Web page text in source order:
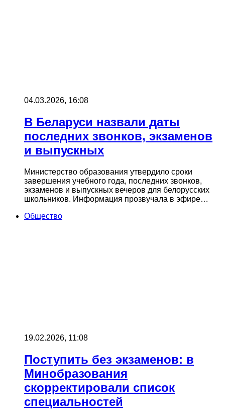
04.03.2026, 16:08
В Беларуси назвали даты
последних звонков, экзаменов
и выпускных
Министерство образования утвердило сроки
завершения учебного года, последних звонков,
экзаменов и выпускных вечеров для белорусских
школьников. Информация прозвучала в эфире…
Общество
19.02.2026, 11:08
Поступить без экзаменов: в
Минобразования
скорректировали список
специальностей